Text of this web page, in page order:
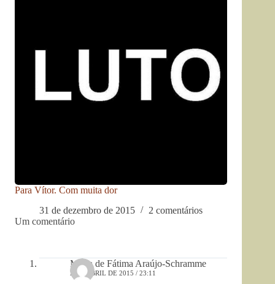
Para Vítor. Com muita dor
31 de dezembro de 2015
2 comentários
Um comentário
Maria de Fátima Araújo-Schramme
2 DE ABRIL DE 2015 / 23:11